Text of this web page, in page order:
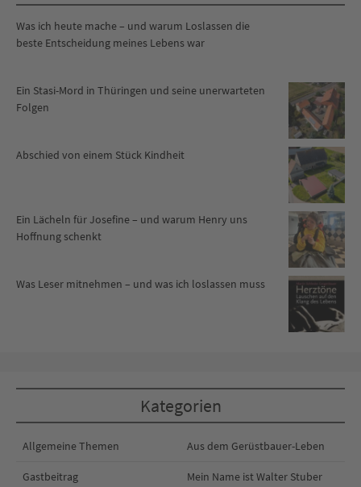
Was ich heute mache – und warum Loslassen die
beste Entscheidung meines Lebens war
Ein Stasi-Mord in Thüringen und seine unerwarteten
Folgen
Abschied von einem Stück Kindheit
Ein Lächeln für Josefine – und warum Henry uns
Hoffnung schenkt
Was Leser mitnehmen – und was ich loslassen muss
Kategorien
Allgemeine Themen Aus dem Gerüstbauer-Leben
Gastbeitrag Mein Name ist Walter Stuber